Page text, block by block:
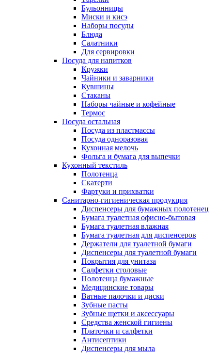
Бульонницы
Миски и кисэ
Наборы посуды
Блюда
Салатники
Для сервировки
Посуда для напитков
Кружки
Чайники и заварники
Кувшины
Стаканы
Наборы чайные и кофейные
Термос
Посуда остальная
Посуда из пластмассы
Посуда одноразовая
Кухонная мелочь
Фольга и бумага для выпечки
Кухонный текстиль
Полотенца
Скатерти
Фартуки и прихватки
Санитарно-гигиеническая продукция
Диспенсеры для бумажных полотенец
Бумага туалетная офисно-бытовая
Бумага туалетная влажная
Бумага туалетная для диспенсеров
Держатели для туалетной бумаги
Диспенсеры для туалетной бумаги
Покрытия для унитаза
Салфетки столовые
Полотенца бумажные
Медицинские товары
Ватные палочки и диски
Зубные пасты
Зубные щетки и аксессуары
Средства женской гигиены
Платочки и салфетки
Антисептики
Диспенсеры для мыла